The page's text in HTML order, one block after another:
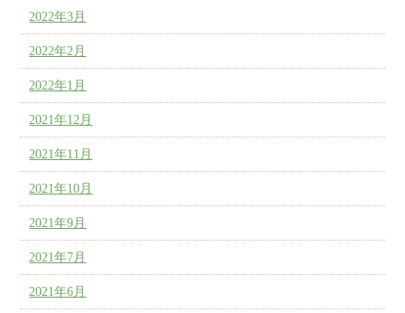
2022年3月
2022年2月
2022年1月
2021年12月
2021年11月
2021年10月
2021年9月
2021年7月
2021年6月